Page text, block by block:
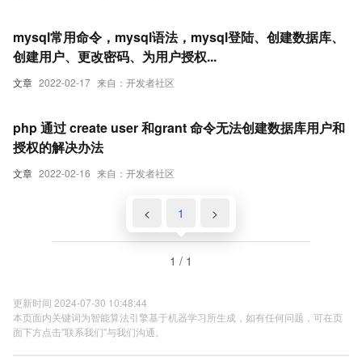
文章 2022-02-17 来自：开发者社区
mysql常用命令，mysql语法，mysql登陆、创建数据库、
创建用户、更改密码、为用户授权...
文章 2022-02-16 来自：开发者社区
php 通过 create user 和grant 命令无法创建数据库用户和
授权的解决办法
< 1 >
1 / 1
更新时间 2024-07-30 10:48:44
本页面内关键词为智能算法引擎基于机器学习所生成，如有任何问题，可在页
面下方点击"联系我们"与我们沟通。